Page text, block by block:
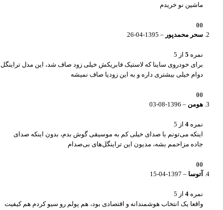
ماشین نو خریدم
0
0
سحر محمدپور –
1395-04-26
نمره 5 از 5
برای خودروی ساینا که لاستیک فابریکش خیلی زود صاف شد، این مدل تراینگل
دوام خیلی بیشتری داره و به این زودیا صاف نمیشه
0
0
هومن –
1396-08-03
نمره 4 از 5
اینکه می‌تونم با صدای خیلی کم به موسیقی گوش بدم، بدون اینکه صدای
جاده مزاحمم بشه، مدیون این تراینگل‌های بی‌صدام
0
0
آتوسا –
1397-04-15
نمره 4 از 5
واقعا یک انتخاب هوشمندانه و اقتصادی بود، هم پولم رو سیو کردم هم کیفیت